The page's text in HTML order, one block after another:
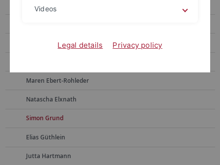
Martina Bross
Simon Drescher
Maren Ebert-Rohleder
Natascha Elxnath
Simon Grund
Elias Güthlein
Jutta Hartmann
Videos
Legal details Privacy policy